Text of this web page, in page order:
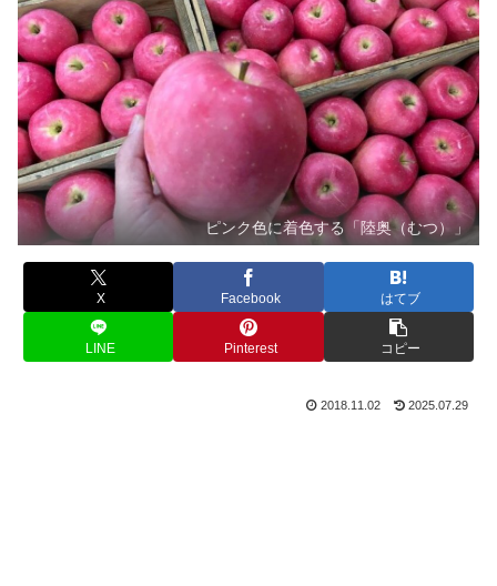
ピンク色に着色する「陸奥（むつ）」
X Facebook はてブ
LINE Pinterest コピー
2018.11.02 2025.07.29